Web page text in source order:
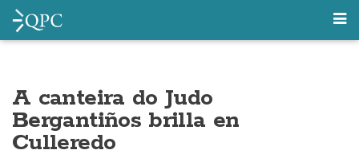
A canteira do Judo
Bergantiños brilla en
Culleredo